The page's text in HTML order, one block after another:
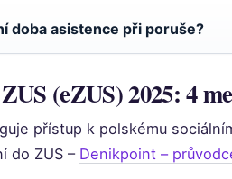
doba asistence při poruše?
(eZUS) 2025: 4
přístup k polskému
do ZUS – Denikpoint –